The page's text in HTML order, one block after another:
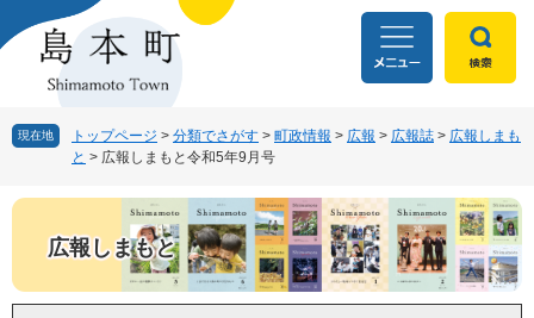
ー
。
ニ
て
へ
現在地 トップページ > 分類でさがす > 町政情報 > 広報 > 広報誌 > 広報しまも
と > 広報しまもと令和5年9月号
広報しまもと